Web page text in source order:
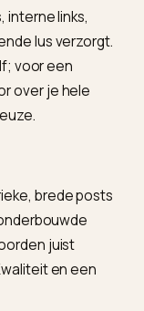
Schrijf minder,
best als steun
Een goed
van je